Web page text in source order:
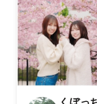
出会えます。まず